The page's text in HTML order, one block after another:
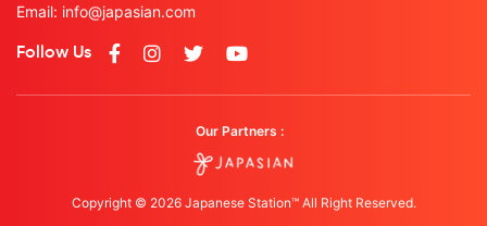
Email: info@japasian.com
Follow Us
Our Partners :
Copyright © 2026 Japanese Station™ All Right Reserved.